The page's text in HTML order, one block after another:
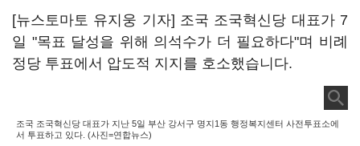
[뉴스토마토 유지웅 기자] 조국 조국혁신당 대표가 7
일 "목표 달성을 위해 의석수가 더 필요하다"며 비례
정당 투표에서 압도적 지지를 호소했습니다.
조국 조국혁신당 대표가 지난 5일 부산 강서구 명지1동 행정복지센터 사전투표소에
서 투표하고 있다. (사진=연합뉴스)